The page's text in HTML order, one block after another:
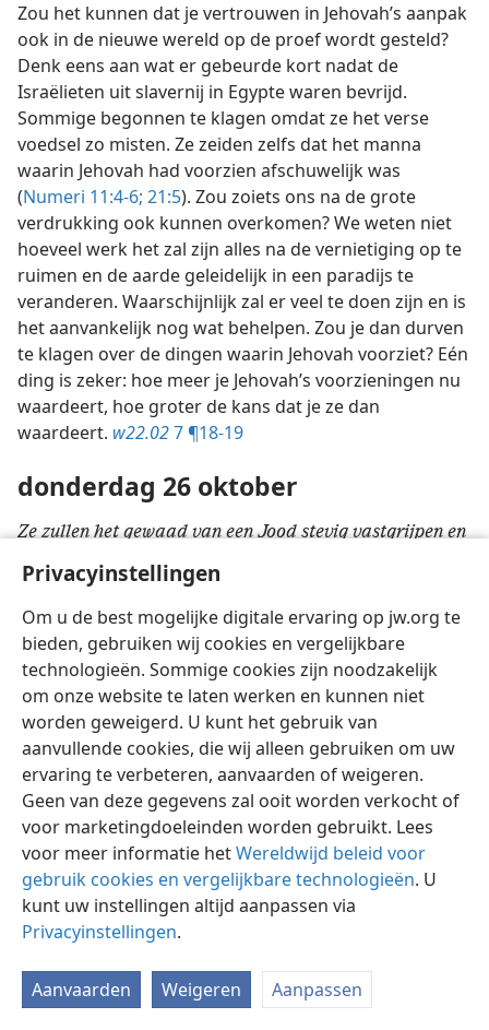
Privacyinstellingen
Om u de best mogelijke digitale ervaring op jw.org te
bieden, gebruiken wij cookies en vergelijkbare
technologieën. Sommige cookies zijn noodzakelijk
om onze website te laten werken en kunnen niet
worden geweigerd. U kunt het gebruik van
aanvullende cookies, die wij alleen gebruiken om uw
ervaring te verbeteren, aanvaarden of weigeren.
Geen van deze gegevens zal ooit worden verkocht of
voor marketingdoeleinden worden gebruikt. Lees
voor meer informatie hetWereldwijd beleid voor
gebruik cookies en vergelijkbare technologieën. U
kunt uw instellingen altijd aanpassen via
Privacyinstellingen.
Aanvaarden Weigeren Aanpassen
Zou het kunnen dat je vertrouwen in Jehovah’s aanpak
ook in de nieuwe wereld op de proef wordt gesteld?
Denk eens aan wat er gebeurde kort nadat de
Israëlieten uit slavernij in Egypte waren bevrijd.
Sommige begonnen te klagen omdat ze het verse
voedsel zo misten. Ze zeiden zelfs dat het manna
waarin Jehovah had voorzien afschuwelijk was
(Numeri 11:4-6; 21:5). Zou zoiets ons na de grote
verdrukking ook kunnen overkomen? We weten niet
hoeveel werk het zal zijn alles na de vernietiging op te
ruimen en de aarde geleidelijk in een paradijs te
veranderen. Waarschijnlijk zal er veel te doen zijn en is
het aanvankelijk nog wat behelpen. Zou je dan durven
te klagen over de dingen waarin Jehovah voorziet? Eén
ding is zeker: hoe meer je Jehovah’s voorzieningen nu
waardeert, hoe groter de kans dat je ze dan
waardeert. w22.027 ¶18-19
donderdag 26 oktober
Ze zullen het gewaad van een Jood stevig vastgrijpen en
zeggen: ‘Wij willen met jullie meegaan.’ —
In de profetie in Zacharia 8:23 duiden de woorden ‘een
Jood’ en ‘jullie’ op dezelfde groep: het gezalfde
overblijfsel (Rom. 2:28, 29). De ‘tien mannen uit alle
talen van de volken’ zijn een afbeelding van de andere
schapen. De profetie laat zien dat zij de gezalfden
‘stevig vastgrijpen’ — zich loyaal aan hen hechten — en
zich bij hen aansluiten in de zuivere aanbidding.
Vergelijkbaar hiermee is de profetie in Ezechiël 37:15-
19,24, 25, die Jehovah heeft vervuld door de gezalfden
en de andere schapen samen te brengen in een
onverbrekelijke band van eenheid. Er worden twee
stokken genoemd. Personen met de hemelse hoop
zijn als de stok ‘voor Juda’ (de stam waaruit de
koningen van Israël werden gekozen) en personen
met de aardse hoop zijn als de stok ‘van Efraïm’.
Jehovah zou de twee groepen verenigen zodat ze ‘één